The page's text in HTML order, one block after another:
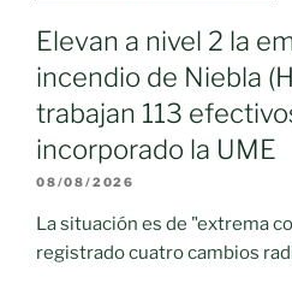
Elevan a nivel 2 la
incendio de Niebla
trabajan 113
incorporado la UME
08/08/2026
La situación es de "extrema
registrado cuatro cambios